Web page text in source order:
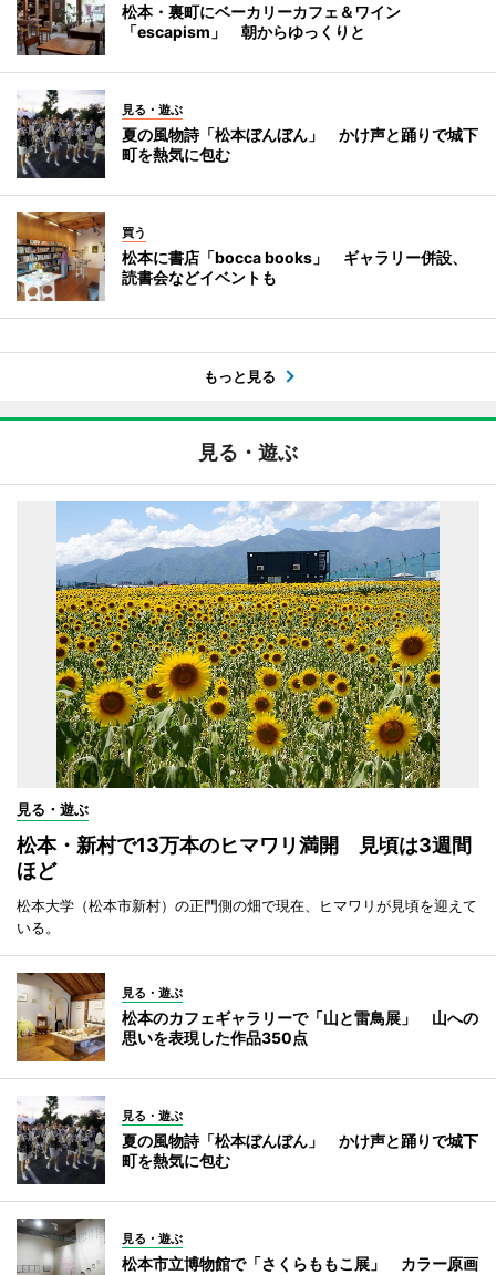
松本・裏町にベーカリーカフェ＆ワイン
「escapism」 朝からゆっくりと
見る・遊ぶ
夏の風物詩「松本ぼんぼん」 かけ声と踊りで城下
町を熱気に包む
買う
松本に書店「bocca books」 ギャラリー併設、
読書会などイベントも
もっと見る
見る・遊ぶ
見る・遊ぶ
松本・新村で13万本のヒマワリ満開 見頃は3週間
ほど
松本大学（松本市新村）の正門側の畑で現在、ヒマワリが見頃を迎えて
いる。
見る・遊ぶ
松本のカフェギャラリーで「山と雷鳥展」 山への
思いを表現した作品350点
見る・遊ぶ
夏の風物詩「松本ぼんぼん」 かけ声と踊りで城下
町を熱気に包む
見る・遊ぶ
松本市立博物館で「さくらももこ展」 カラー原画